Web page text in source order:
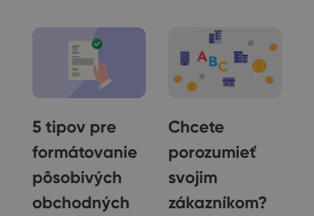
5 tipov pre
formátovanie
pôsobivých
obchodných
Chcete
porozumieť
svojim
zákazníkom?